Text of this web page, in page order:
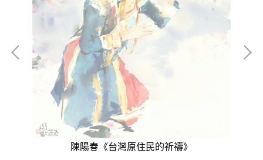
陳陽春《台灣原住民的祈禱》